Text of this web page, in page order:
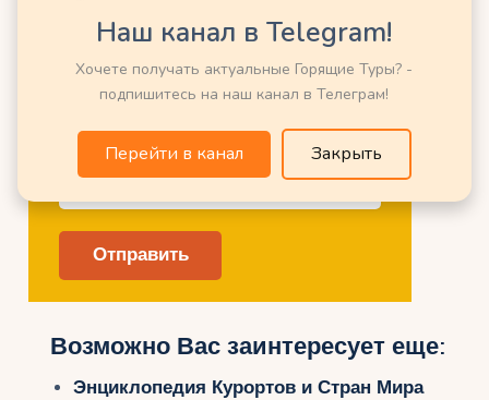
Возможно Вас заинтересует еще:
Энциклопедия Курортов и Стран Мира
Наш канал в Telegram!
Хочете получать актуальные Горящие Туры? -
подпишитесь на наш канал в Телеграм!
Перейти в канал Закрыть